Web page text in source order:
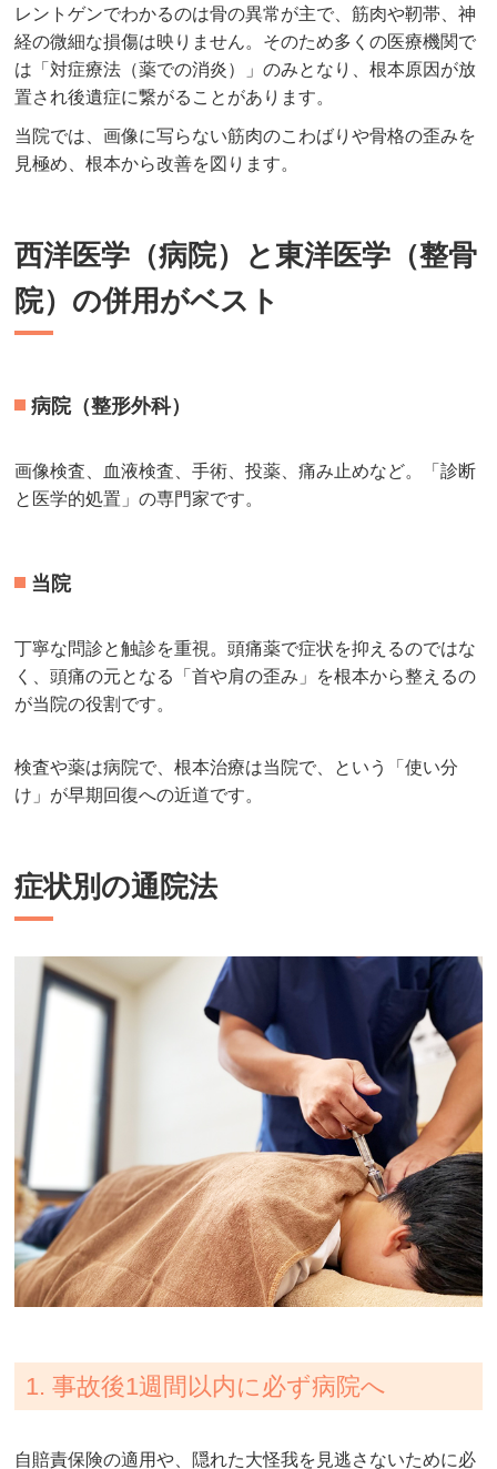
レントゲンでわかるのは骨の異常が主で、筋肉や靭帯、神
経の微細な損傷は映りません。そのため多くの医療機関で
は「対症療法（薬での消炎）」のみとなり、根本原因が放
置され後遺症に繋がることがあります。
当院では、画像に写らない筋肉のこわばりや骨格の歪みを
見極め、根本から改善を図ります。
西洋医学（病院）と東洋医学（整骨
院）の併用がベスト
病院（整形外科）
画像検査、血液検査、手術、投薬、痛み止めなど。「診断
と医学的処置」の専門家です。
当院
丁寧な問診と触診を重視。頭痛薬で症状を抑えるのではな
く、頭痛の元となる「首や肩の歪み」を根本から整えるの
が当院の役割です。
検査や薬は病院で、根本治療は当院で、という「使い分
け」が早期回復への近道です。
症状別の通院法
1. 事故後1週間以内に必ず病院へ
自賠責保険の適用や、隠れた大怪我を見逃さないために必